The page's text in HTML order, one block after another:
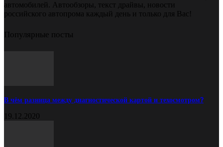
автомобилей. Автообзоры, текст драйвы, новости
российского автопрома каждый день и только для Вас!
Популярные посты
В чём разница между диагностической картой и техосмотром?
19.12.2020